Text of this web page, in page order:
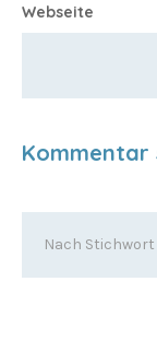
Webseite